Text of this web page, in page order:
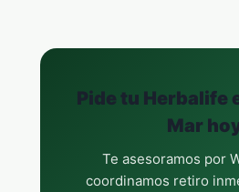
Pide tu Herbalife
Mar
Te asesoramos por
coordinamos retiro